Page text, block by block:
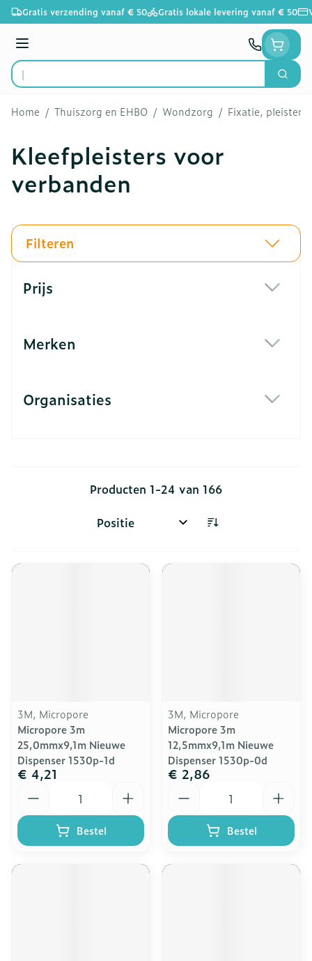
Ga naar de inhoud
Gratis verzending vanaf € 50 Gratis lokale levering vanaf € 50
Menu
Product, merk, categorie...
Zoek
Home / Thuiszorg en EHBO / Wondzorg / Fixatie, pleisters
Kleefpleisters voor
verbanden
Filteren
Prijs
Merken
Organisaties
Producten 1-24 van 166
Sorteer op:
3M, Micropore
Micropore 3m
25,0mmx9,1m Nieuwe
Dispenser 1530p-1d
€ 4,21
Bestel
3M, Micropore
Micropore 3m
12,5mmx9,1m Nieuwe
Dispenser 1530p-0d
€ 2,86
Bestel